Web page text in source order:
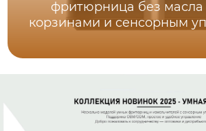
фритюрница без масла
корзинами и сенсорным